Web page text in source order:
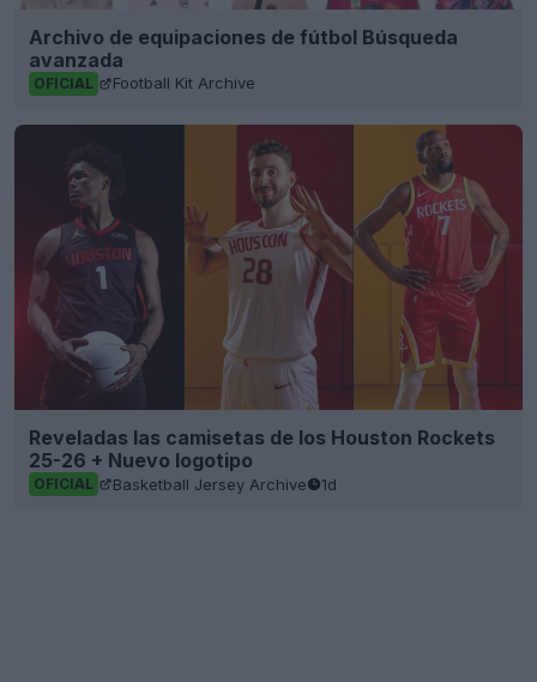
Archivo de equipaciones de fútbol Búsqueda
avanzada
OFICIAL Football Kit Archive
Reveladas las camisetas de los Houston Rockets
25-26 + Nuevo logotipo
OFICIAL Basketball Jersey Archive 1d